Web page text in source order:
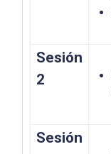
Sesión
2
Sesión